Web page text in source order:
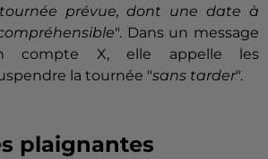
prévue, dont une date à
". Dans un message
compte X, elle appelle les
la tournée "sans tarder".
plaignantes